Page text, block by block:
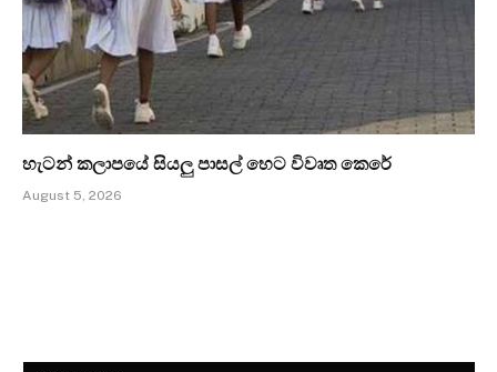
හැටන් කලාපයේ සියලු පාසල් හෙට විවෘත කෙරේ
August 5, 2026